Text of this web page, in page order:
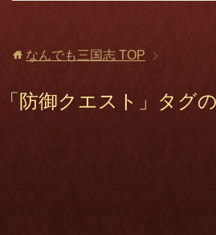
なんでも三国志 TOP
「防御クエスト」タグ